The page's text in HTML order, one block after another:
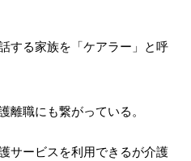
する家族を「ケアラー」と呼
離職にも繋がっている。
サービスを利用できるが介護